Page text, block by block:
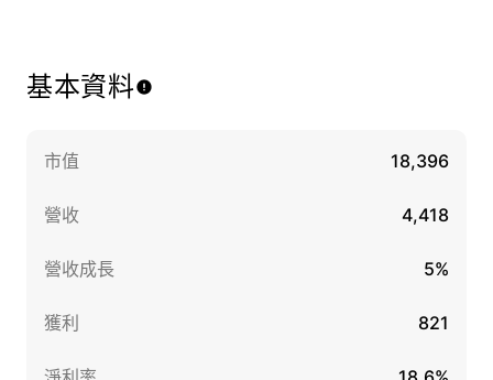
基本資料
市值 18,396
營收 4,418
營收成長 5%
獲利 821